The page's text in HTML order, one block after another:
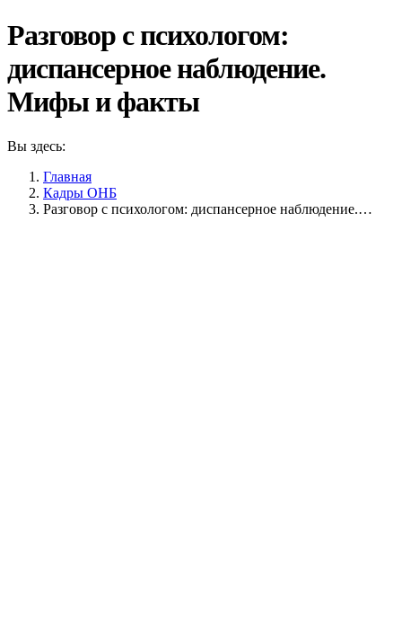
Разговор с психологом:
диспансерное наблюдение.
Мифы и факты
Вы здесь:
Главная
Кадры ОНБ
Разговор с психологом: диспансерное наблюдение.…